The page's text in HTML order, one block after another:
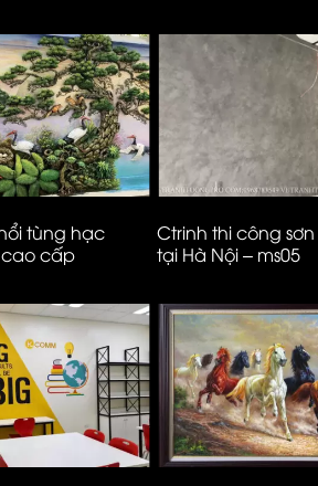
tùng hạc
cấp
Ctrinh thi công
tại Hà Nội – ms05